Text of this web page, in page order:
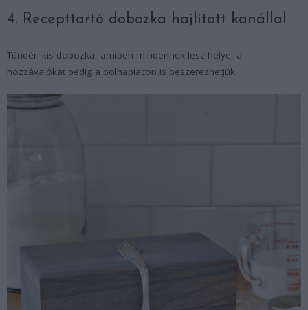
4. Recepttartó dobozka hajlított kanállal
Tündéri kis dobozka, amiben mindennek lesz helye, a
hozzávalókat pedig a bolhapiacon is beszerezhetjük.